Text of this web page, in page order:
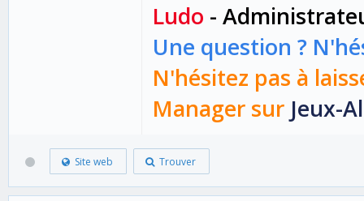
Ludo -
Une question ?
N'hésitez pas à
Manager sur Jeux-
Site web Trouver